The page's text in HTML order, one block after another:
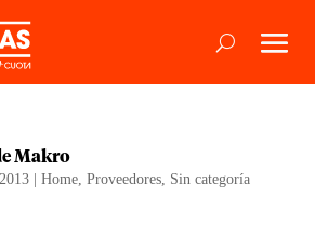
Makro
| Home, Proveedores, Sin categoría